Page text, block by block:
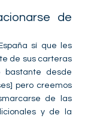
de
sí que les
de sus carteras
bastante desde
pero creemos
de las
y de la